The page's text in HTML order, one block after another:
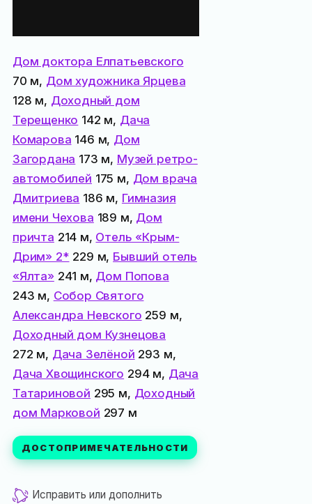
Дом доктора Елпатьевского
70 м, Дом художника Ярцева
128 м, Доходный дом
Терещенко 142 м, Дача
Комарова 146 м, Дом
Загордана 173 м, Музей ретро-
автомобилей 175 м, Дом врача
Дмитриева 186 м, Гимназия
имени Чехова 189 м, Дом
причта 214 м, Отель «Крым-
Дрим» 2* 229 м, Бывший отель
«Ялта»241 м, Дом Попова
243 м, Собор Святого
Александра Невского 259 м,
Доходный дом Кузнецова
272 м, Дача Зелёной 293 м,
Дача Хвощинского 294 м, Дача
Татариновой 295 м, Доходный
дом Марковой 297 м
ДОСТОПРИМЕЧАТЕЛЬНОСТИ
Исправить или дополнить